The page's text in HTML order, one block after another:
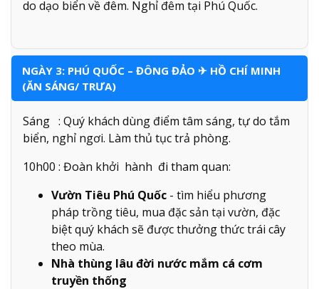
do dạo biển về đêm. Nghỉ đêm tại Phú Quốc.
NGÀY 3: PHÚ QUỐC – ĐÔNG ĐẢO ✈ HỒ CHÍ MINH
(ĂN SÁNG/ TRƯA)
Sáng : Quý khách dùng điểm tâm sáng, tự do tắm
biển, nghỉ ngơi. Làm thủ tục trả phòng.
10h00 : Đoàn khởi hành đi tham quan:
Vườn Tiêu Phú Quốc - tìm hiểu phương
pháp trồng tiêu, mua đặc sản tại vườn, đặc
biệt quý khách sẽ được thưởng thức trái cây
theo mùa.
Nhà thùng lâu đời nước mắm cá cơm
truyền thống